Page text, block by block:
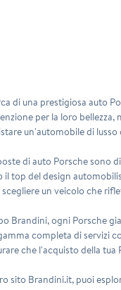
di una prestigiosa auto
per la loro
un'automobile di
di auto Porsche sono
il top del design
un veicolo che
Brandini, ogni Porsche
completa di servizi
che l'acquisto della
sito Brandini.it, puoi